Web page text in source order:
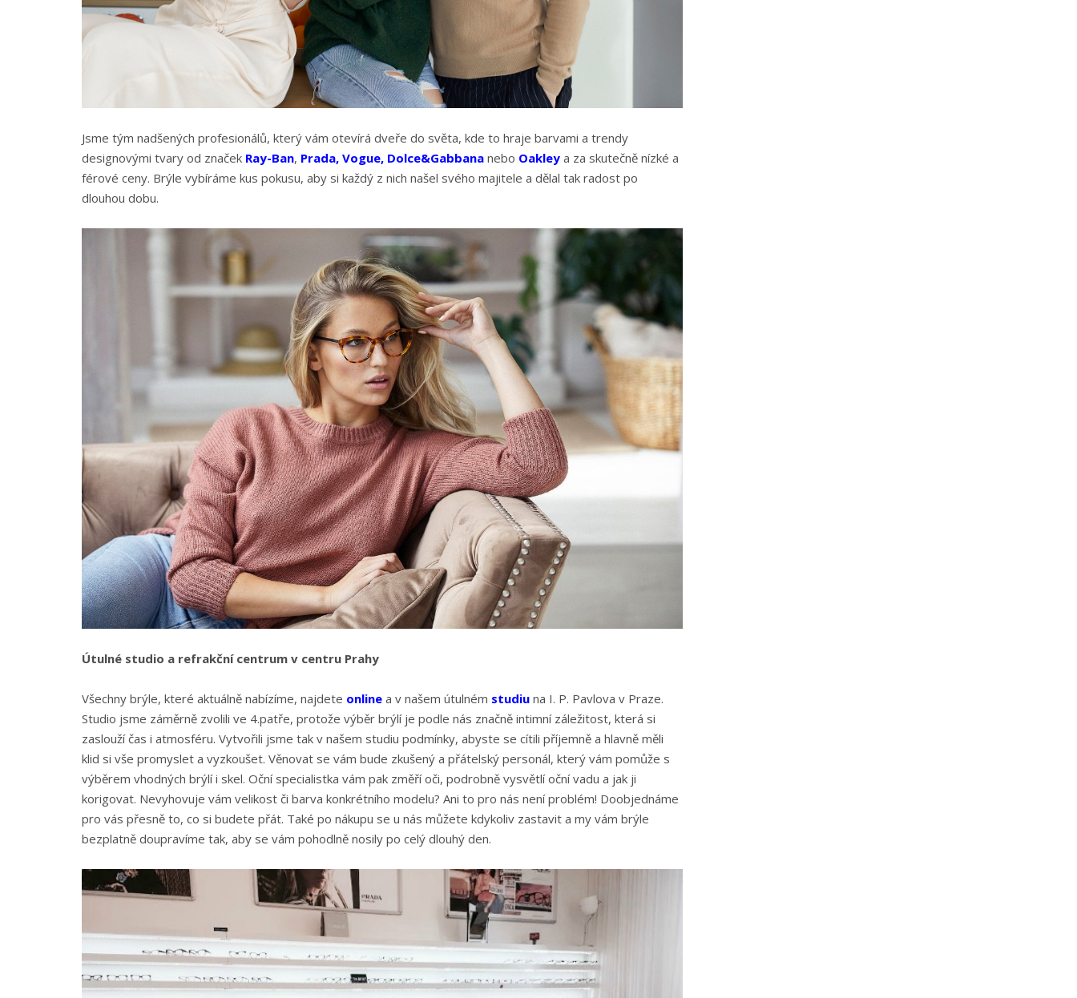
Jsme tým nadšených profesionálů, který vám otevírá dveře do světa, kde to hraje barvami a trendy
designovými tvary od značek Ray-Ban, Prada, Vogue, Dolce&Gabbana nebo Oakley a za skutečně nízké a
férové ceny. Brýle vybíráme kus pokusu, aby si každý z nich našel svého majitele a dělal tak radost po
dlouhou dobu.
Útulné studio a refrakční centrum v centru Prahy
Všechny brýle, které aktuálně nabízíme, najdete online a v našem útulném studiu na I. P. Pavlova v Praze.
Studio jsme záměrně zvolili ve 4.patře, protože výběr brýlí je podle nás značně intimní záležitost, která si
zaslouží čas i atmosféru. Vytvořili jsme tak v našem studiu podmínky, abyste se cítili příjemně a hlavně měli
klid si vše promyslet a vyzkoušet. Věnovat se vám bude zkušený a přátelský personál, který vám pomůže s
výběrem vhodných brýlí i skel. Oční specialistka vám pak změří oči, podrobně vysvětlí oční vadu a jak ji
korigovat. Nevyhovuje vám velikost či barva konkrétního modelu? Ani to pro nás není problém! Doobjednáme
pro vás přesně to, co si budete přát. Také po nákupu se u nás můžete kdykoliv zastavit a my vám brýle
bezplatně doupravíme tak, aby se vám pohodlně nosily po celý dlouhý den.